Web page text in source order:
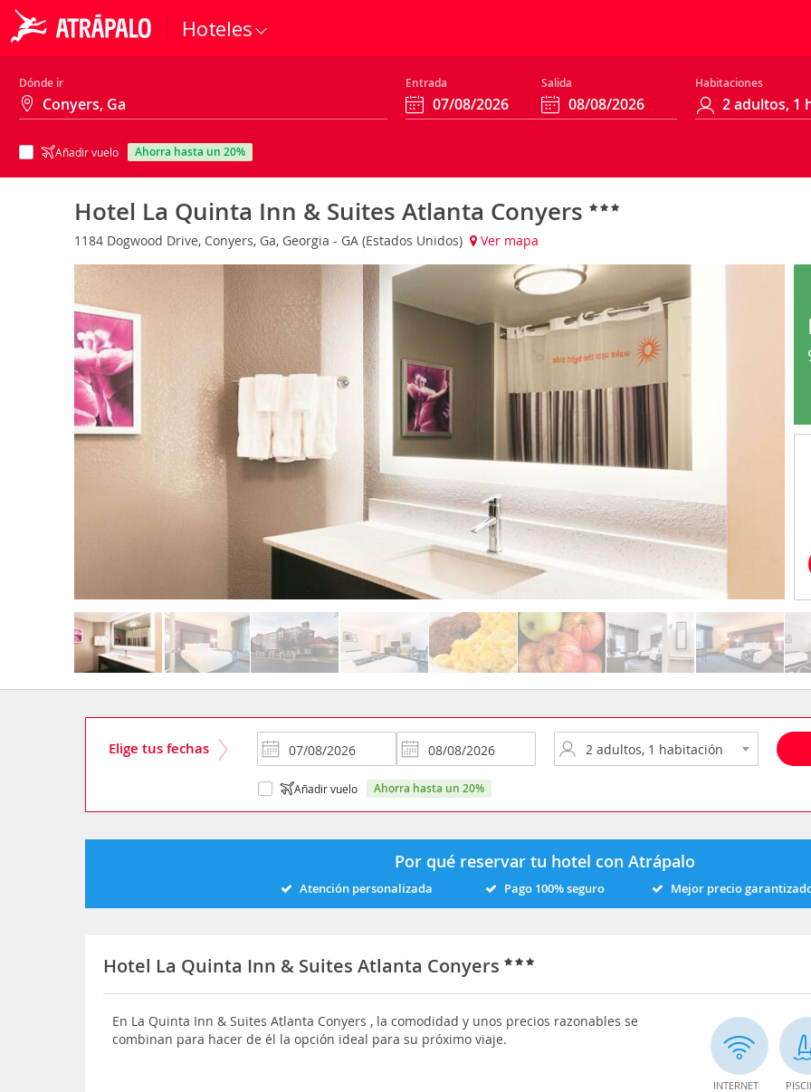
Hoteles
Dónde ir Entrada Salida Habitaciones
Añadir vuelo ahorra hasta un 20%
Hotel La Quinta Inn & Suites Atlanta Conyers
1184 Dogwood Drive, Conyers, Ga, Georgia - GA (Estados Unidos) Ver mapa
Elige tus fechas
Añadir vuelo ahorra hasta un 20%
Por qué reservar tu hotel con Atrápalo
Atención personalizada Pago 100% seguro Mejor precio
Hotel La Quinta Inn & Suites Atlanta Conyers
En La Quinta Inn & Suites Atlanta Conyers , la comodidad y unos precios razonables se
combinan para hacer de él la opción ideal para su próximo viaje.
INTERNET